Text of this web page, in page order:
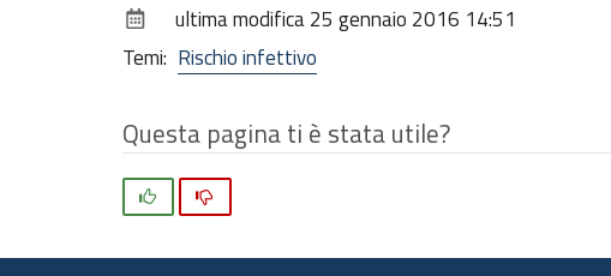
ultima modifica25 gennaio 2016 14:51
Temi: Rischio infettivo
Questa pagina ti è stata utile?